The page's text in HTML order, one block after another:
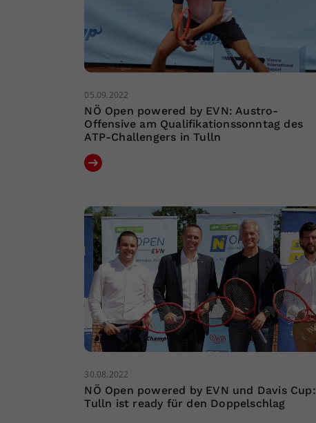
05.09.2022
NÖ Open powered by EVN: Austro-
Offensive am Qualifikationssonntag des
ATP-Challengers in Tulln
30.08.2022
NÖ Open powered by EVN und Davis Cup:
Tulln ist ready für den Doppelschlag